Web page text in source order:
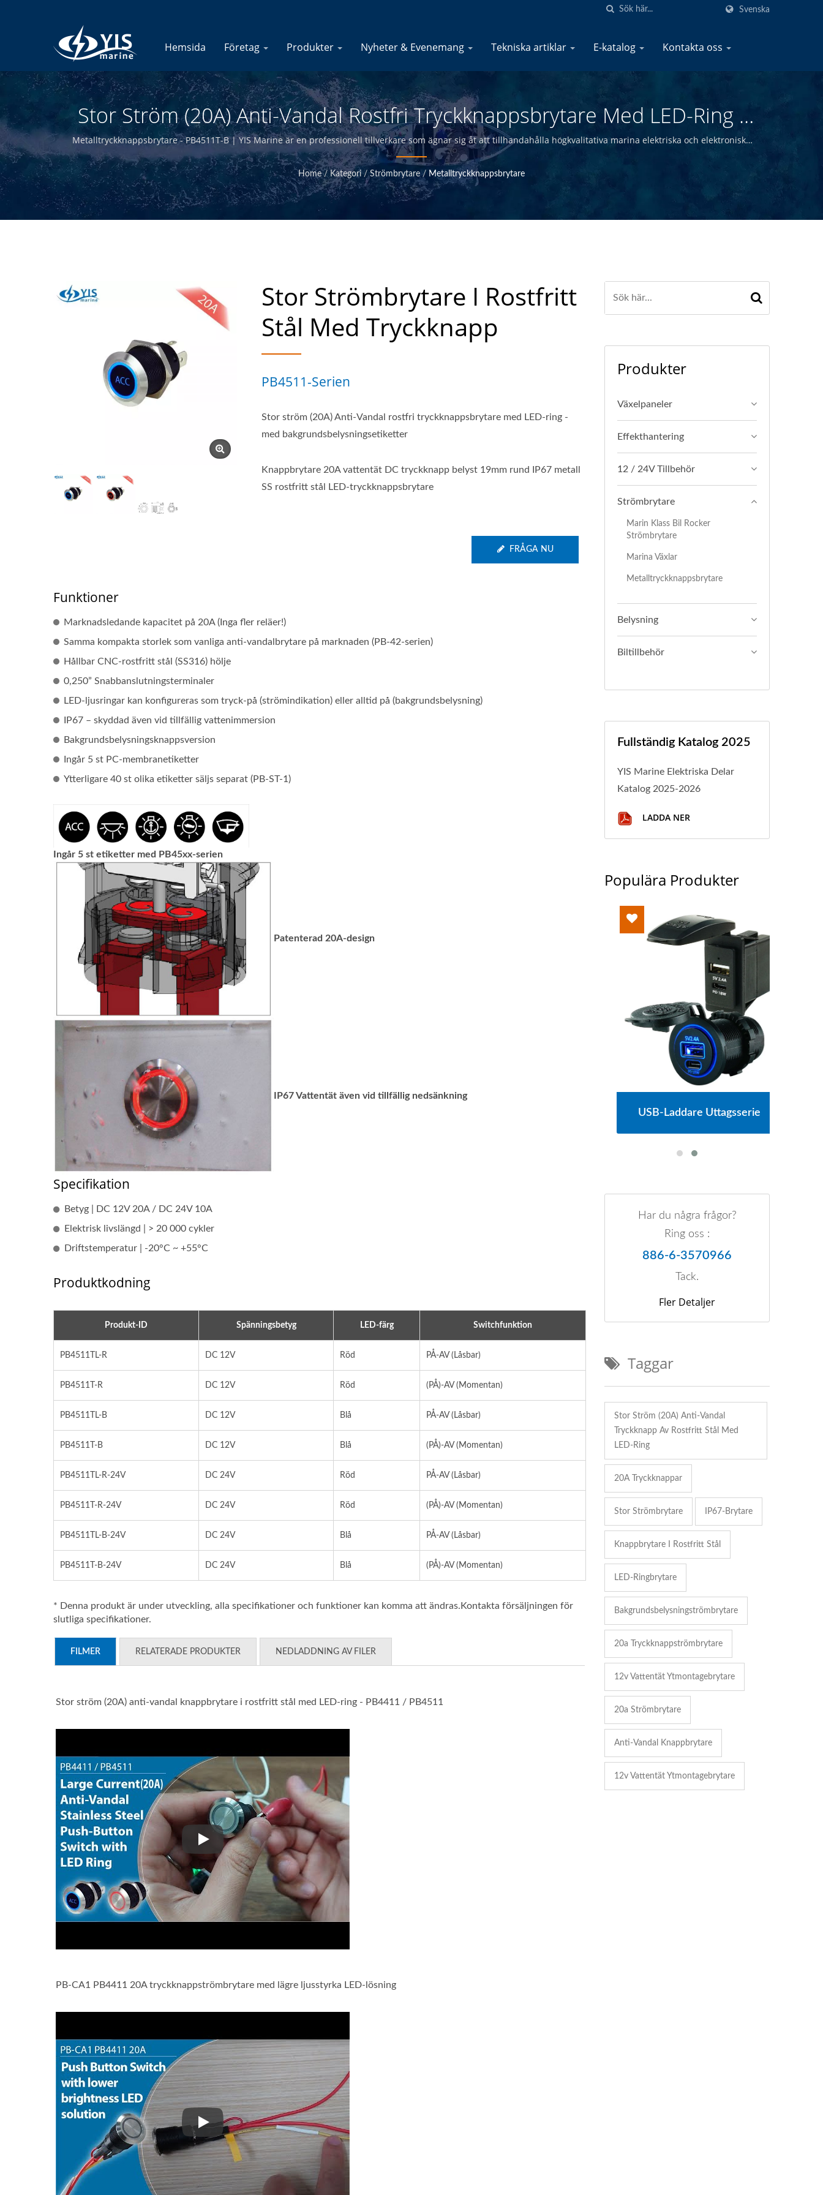
Svenska
Hemsida Företag Produkter Nyheter & Evenemang Tekniska artiklar E-katalog Kontakta oss
Stor Ström (20A) Anti-Vandal Rostfri Tryckknappsbrytare Med LED-Ring -
Med Bakgrundsbelysningsetiketter | Marin Säkringsblock - Tillverkare Av
Marina Elektriska Produkter | YIS Marine
Metalltryckknappsbrytare - PB4511T-B | YIS Marine är en professionell tillverkare som ägnar sig åt att tillhandahålla högkvalitativa marina elektriska och elektroniska
produkter. Genom att designa och tillverka internt och ha kvalitetskontroll vid huvudkontoret i Taiwan kan vi erbjuda högkvalitativa marina produkter till
konkurrenskraftiga priser.
Home / Kategori / Strömbrytare / Metalltryckknappsbrytare
Stor Strömbrytare I Rostfritt
Stål Med Tryckknapp
PB4511-Serien
Stor ström (20A) Anti-Vandal rostfri tryckknappsbrytare med LED-ring -
med bakgrundsbelysningsetiketter
Knappbrytare 20A vattentät DC tryckknapp belyst 19mm rund IP67 metall
SS rostfritt stål LED-tryckknappsbrytare
FRÅGA NU
Funktioner
Marknadsledande kapacitet på 20A (Inga fler reläer!)
Samma kompakta storlek som vanliga anti-vandalbrytare på marknaden (PB-42-serien)
Hållbar CNC-rostfritt stål (SS316) hölje
0,250” Snabbanslutningsterminaler
LED-ljusringar kan konfigureras som tryck-på (strömindikation) eller alltid på (bakgrundsbelysning)
IP67 – skyddad även vid tillfällig vattenimmersion
Bakgrundsbelysningsknappsversion
Ingår 5 st PC-membranetiketter
Ytterligare 40 st olika etiketter säljs separat (PB-ST-1)
Ingår 5 st etiketter med PB45xx-serien
Patenterad 20A-design
IP67 Vattentät även vid tillfällig nedsänkning
Specifikation
Betyg | DC 12V 20A / DC 24V 10A
Elektrisk livslängd | > 20 000 cykler
Driftstemperatur | -20°C ~ +55°C
Produktkodning
Produkt-ID Spänningsbetyg LED-färg Switchfunktion
PB4511TL-R DC 12V Röd PÅ-AV (Låsbar)
PB4511T-R DC 12V Röd (PÅ)-AV (Momentan)
PB4511TL-B DC 12V Blå PÅ-AV (Låsbar)
PB4511T-B DC 12V Blå (PÅ)-AV (Momentan)
PB4511TL-R-24V DC 24V Röd PÅ-AV (Låsbar)
PB4511T-R-24V DC 24V Röd (PÅ)-AV (Momentan)
PB4511TL-B-24V DC 24V Blå PÅ-AV (Låsbar)
PB4511T-B-24V DC 24V Blå (PÅ)-AV (Momentan)
* Denna produkt är under utveckling, alla specifikationer och funktioner kan komma att ändras.Kontakta försäljningen för
slutliga specifikationer.
FILMER RELATERADE PRODUKTER NEDLADDNING AV FILER
Stor ström (20A) anti-vandal knappbrytare i rostfritt stål med LED-ring - PB4411 / PB4511
Stor ström (20A) anti-vandal knappbrytare i rostfritt stål med LED-ring - PB4411 / PB4511
PB-CA1 PB4411 20A tryckknappströmbrytare med lägre ljusstyrka LED-lösning
PB-CA1 PB4411 20A tryckknappströmbrytare med lägre ljusstyrka LED-lösning
Produkter
Växelpaneler
Effekthantering
12 / 24V Tillbehör
Strömbrytare
Marin Klass Bil Rocker
Strömbrytare
Marina Växlar
Metalltryckknappsbrytare
Belysning
Biltillbehör
Fullständig Katalog 2025
YIS Marine Elektriska Delar
Katalog 2025-2026
LADDA NER
Populära Produkter
Huvudbatteribrytare Serie USB-Laddare Uttagsserie
Har du några frågor?
Ring oss :
886-6-3570966
Tack.
Fler Detaljer
Taggar
Stor Ström (20A) Anti-Vandal
Tryckknapp Av Rostfritt Stål Med
LED-Ring
20A Tryckknappar
Stor Strömbrytare IP67-Brytare
Knappbrytare I Rostfritt Stål
LED-Ringbrytare
Bakgrundsbelysningströmbrytare
20a Tryckknappströmbrytare
12v Vattentät Ytmontagebrytare
20a Strömbrytare
Anti-Vandal Knappbrytare
12v Vattentät Ytmontagebrytare